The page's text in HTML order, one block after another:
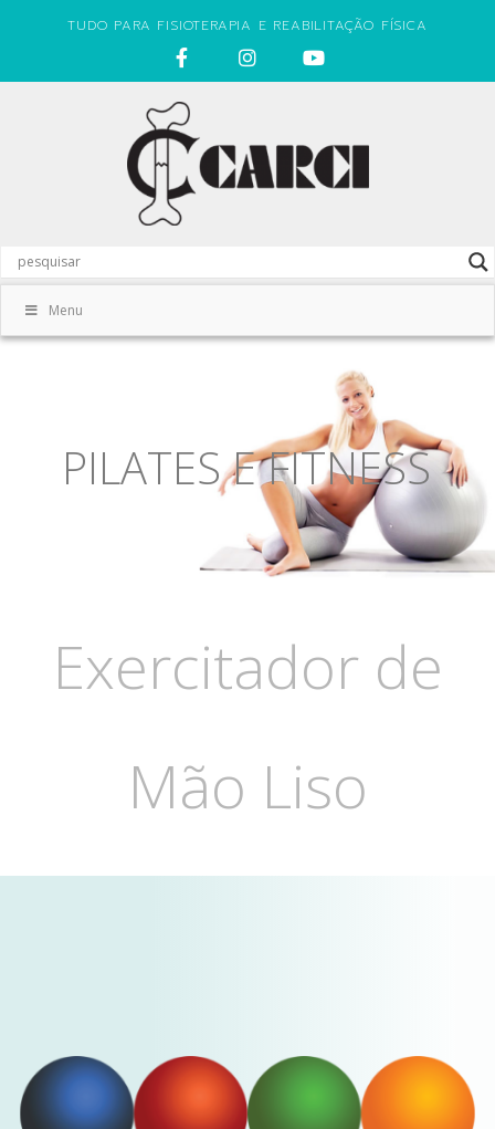
TUDO PARA FISIOTERAPIA E REABILITAÇÃO FÍSICA
Menu
PILATES E FITNESS
Exercitador de
Mão Liso